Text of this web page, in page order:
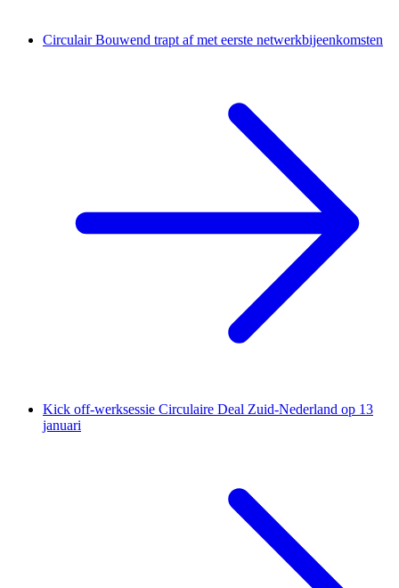
Circulair Bouwend trapt af met eerste netwerkbijeenkomsten
Kick off-werksessie Circulaire Deal Zuid-Nederland op 13
januari